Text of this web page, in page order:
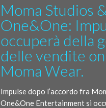
Moma Studios &
One&One:
occuperà della
delle vendite
Moma Wear.
Impulse dopo l’accordo fra
One&One Entertainment si